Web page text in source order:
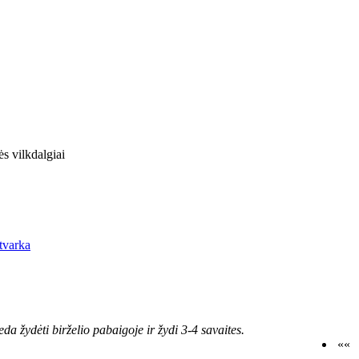
vilkdalgiai
žydėti birželio pabaigoje ir žydi 3-4 savaites.
««